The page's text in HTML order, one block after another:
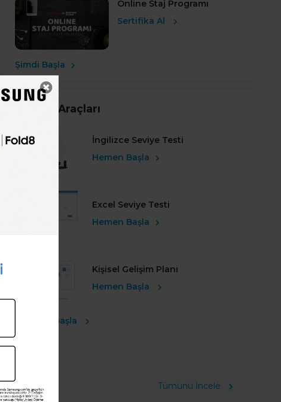
Online Staj Programı
Sertifika Al
Şimdi Başla
Kariyer Araçları
İngilizce Seviye Testi
Hemen Başla
Excel Seviye Testi
Hemen Başla
Kişisel Gelişim Planı
Hemen Başla
Ücretsiz Başla
Tümünü İncele